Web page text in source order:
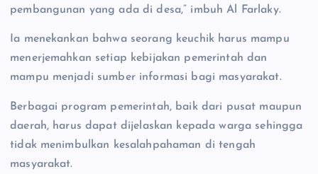
pembangunan yang ada di desa,” imbuh Al Farlaky.
Ia menekankan bahwa seorang keuchik harus mampu
menerjemahkan setiap kebijakan pemerintah dan
mampu menjadi sumber informasi bagi masyarakat.
Berbagai program pemerintah, baik dari pusat maupun
daerah, harus dapat dijelaskan kepada warga sehingga
tidak menimbulkan kesalahpahaman di tengah
masyarakat.